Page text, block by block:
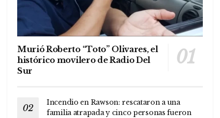
Murió Roberto “Toto” Olivares, el
histórico movilero de Radio Del
Sur
Incendio en Rawson: rescataron a una
familia atrapada y cinco personas fueron